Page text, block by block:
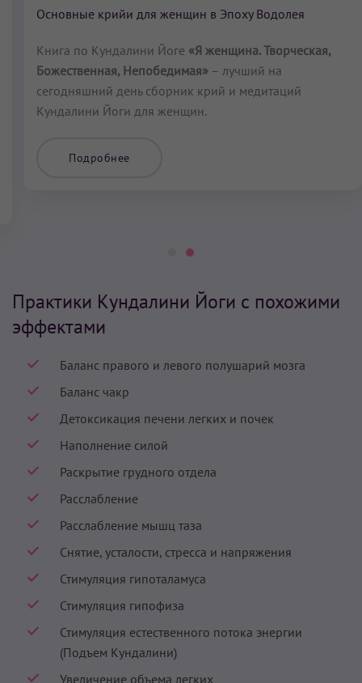
Основные крийи для женщин в Эпоху Водолея
Книга по Кундалини Йоге «Я женщина. Творческая,
Божественная, Непобедимая» – лучший на
сегодняшний день сборник крий и медитаций
Кундалини Йоги для женщин.
Подробнее
Практики Кундалини Йоги с похожими
эффектами
Баланс правого и левого полушарий мозга
Баланс чакр
Детоксикация печени легких и почек
Наполнение силой
Раскрытие грудного отдела
Расслабление
Расслабление мышц таза
Снятие, усталости, стресса и напряжения
Стимуляция гипоталамуса
Стимуляция гипофиза
Стимуляция естественного потока энергии
(Подъем Кундалини)
Увеличение объема легких